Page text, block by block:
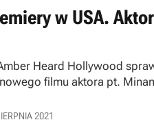
w USA.
Heard Hollywood
filmu aktora pt.
2021